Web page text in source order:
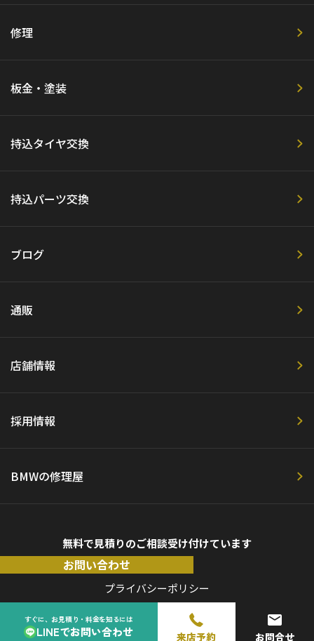
すぐに、お見積り・料金を知るには
LINEでお問い合わせ 来店予約 お問合せ
修理
板金・塗装
持込タイヤ交換
持込パーツ交換
ブログ
通販
店舗情報
採用情報
BMWの修理屋
無料で見積りのご相談受け付けています
お問い合わせ
プライバシーポリシー